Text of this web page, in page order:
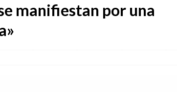
manifiestan por una